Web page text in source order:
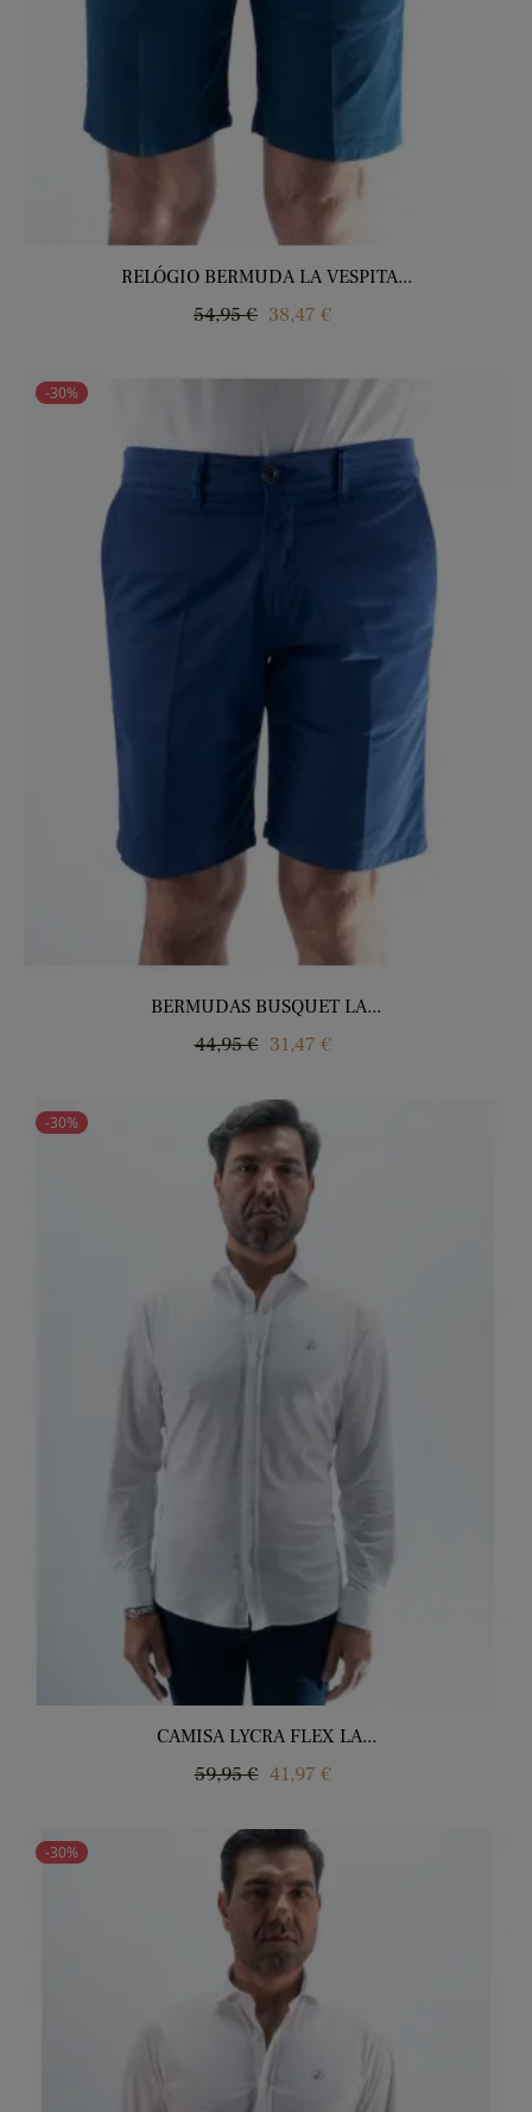
RELÓGIO BERMUDA LA VESPITA...
Regular
54,95 € Price
38,47 €
-30%
BERMUDAS BUSQUET LA...
Regular
44,95 € Price
31,47 €
-30%
CAMISA LYCRA FLEX LA...
Regular
59,95 € Price
41,97 €
-30%